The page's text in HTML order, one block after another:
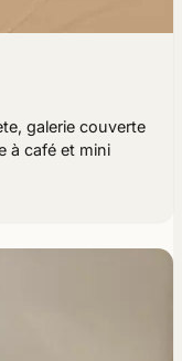
galerie couverte
à café et mini